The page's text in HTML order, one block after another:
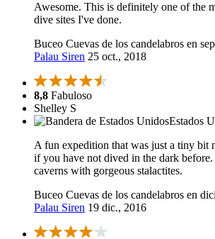
Awesome. This is definitely one of the
dive sites I've done.
Buceo Cuevas de los candelabros en
Palau Siren 25 oct., 2018
8,8 Fabuloso
Shelley S
Estados
A fun expedition that was just a tiny bit
if you have not dived in the dark
caverns with gorgeous stalactites.
Buceo Cuevas de los candelabros en
Palau Siren 19 dic., 2016